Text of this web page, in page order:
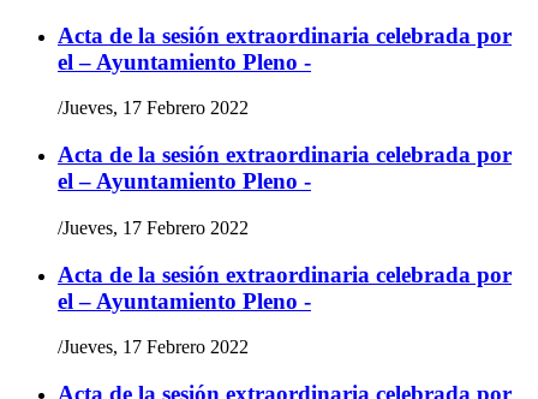
Acta de la sesión extraordinaria celebrada por
el – Ayuntamiento Pleno -
/Jueves, 17 Febrero 2022
Acta de la sesión extraordinaria celebrada por
el – Ayuntamiento Pleno -
/Jueves, 17 Febrero 2022
Acta de la sesión extraordinaria celebrada por
el – Ayuntamiento Pleno -
/Jueves, 17 Febrero 2022
Acta de la sesión extraordinaria celebrada por